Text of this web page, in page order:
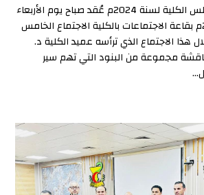
الاجتماع الخامس لمجلس الكلية لسنة 2024م عُقد صباح يوم الأربعاء
الموافق: 2024.07.24م بقاعة الاجتماعات بالكلية الاجتماع الخامس
هذا الاجتماع الذي ترأسه عميد الكلية د.
مجموعة من البنود التي تهم سير